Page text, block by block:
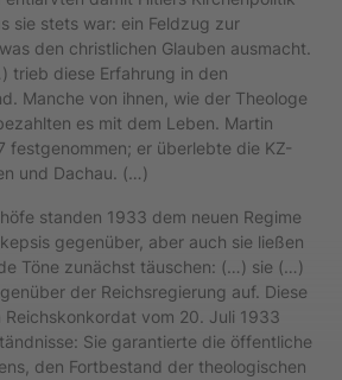
sie stets war: ein Feldzug zur
den christlichen Glauben ausmacht.
trieb diese Erfahrung in den
Manche von ihnen, wie der Theologe
es mit dem Leben. Martin
festgenommen; er überlebte die KZ-
und Dachau. (…)
standen 1933 dem neuen Regime
gegenüber, aber auch sie ließen
Töne zunächst täuschen: (…) sie (…)
der Reichsregierung auf. Diese
Reichskonkordat vom 20. Juli 1933
Sie garantierte die öffentliche
den Fortbestand der theologischen